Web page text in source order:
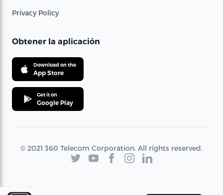
Privacy Policy
Obtener la aplicación
Download on the
App Store
Get it on
Google Play
© 2021 360 Telecom Corporation. All rights reserved.